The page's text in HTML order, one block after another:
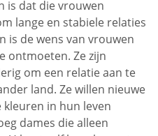
is dat die vrouwen
lange en stabiele relaties
is de wens van vrouwen
ontmoeten. Ze zijn
om een relatie aan te
land. Ze willen nieuwe
in hun leven
dames die alleen